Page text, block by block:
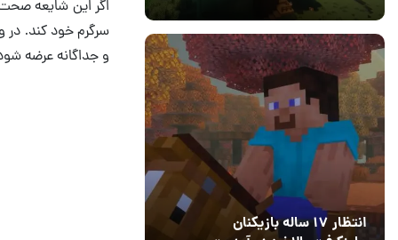
انتظار ۱۷ ساله بازیکنان
اگر این شایعه
سرگرم خود کند. در
و جداگانه عرضه